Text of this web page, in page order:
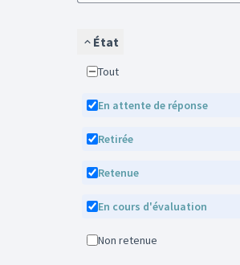
État
Tout
En attente de réponse
Retirée
Retenue
En cours d'évaluation
Non retenue